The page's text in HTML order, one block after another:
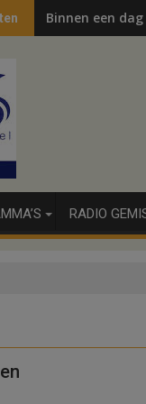
Binnen een
RADIO